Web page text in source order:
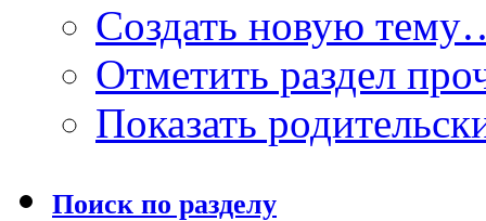
Создать новую
Отметить раздел
Показать
Поиск по разделу